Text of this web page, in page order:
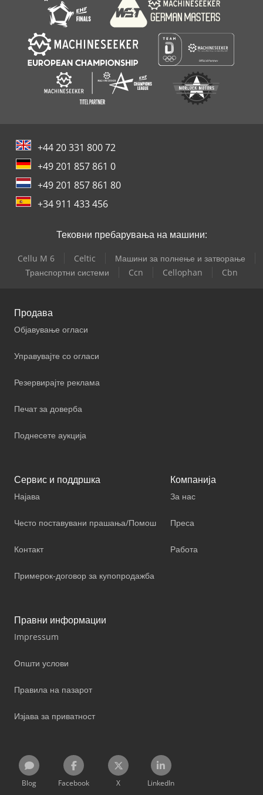
Транспортер
+44 20 331 800 72
+49 201 857 861 0
+49 201 857 861 80
+34 911 433 456
Тековни пребарувања на машини:
Cellu M 6 Celtic
Машини за полнење и затворање
Транспортни системи
Ccn Cellophan Cbn
Продава
Објавување огласи
Управувајте со огласи
Резервирајте реклама
Печат за доверба
Поднесете аукција
Сервис и поддршка
Најава
Често поставувани прашања/Помош
Контакт
Примерок-договор за купопродажба
Компанија
За нас
Преса
Работа
Правни информации
Impressum
Општи услови
Правила на пазарот
Изјава за приватност
Blog Facebook X LinkedIn